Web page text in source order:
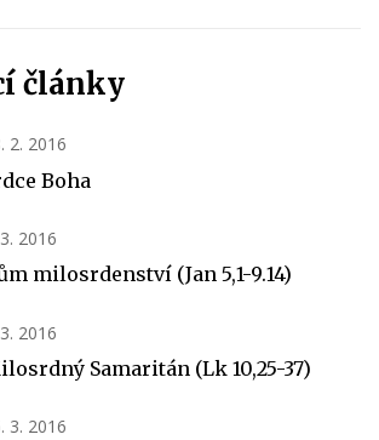
články
2. 2016
Boha
2016
milosrdenství (Jan 5,1-9.14)
2016
Samaritán (Lk 10,25-37)
3. 2016